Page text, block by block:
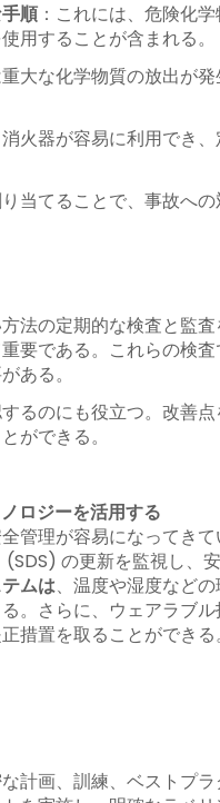
順：これには、危険化
用することが含まれる。
大な化学物質の放出が
火器が容易に利用でき
当てることで、事故へ
法の定期的な検査と監
要である。これらの検
ある。
るのにも役立つ。改善
ができる。
ロジーを活用する
管理が容易になってき
の更新を監視し、
ムは、温度や湿度など
。さらに、ウェアラブ
措置を取ることができる。
計画、訓練、ベストプ